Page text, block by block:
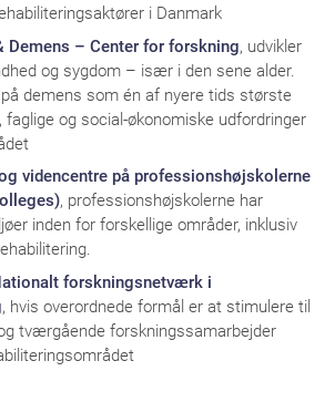
i Danmark
Demens – Center for forskning, udvikler
og sygdom – især i den sene alder.
demens som én af nyere tids største
faglige og social-økonomiske udfordringer
videncentre på professionshøjskolerne
, professionshøjskolerne har
inden for forskellige områder, inklusiv
forskningsnetværk i
, hvis overordnede formål er at stimulere til
tværgående forskningssamarbejder